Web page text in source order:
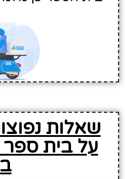
שאלות
על בית ספר